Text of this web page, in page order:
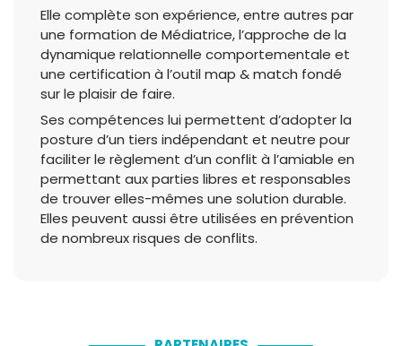
Elle complète son expérience, entre autres par
une formation de Médiatrice, l’approche de la
dynamique relationnelle comportementale et
une certification à l’outil map & match fondé
sur le plaisir de faire.
Ses compétences lui permettent d’adopter la
posture d’un tiers indépendant et neutre pour
faciliter le règlement d’un conflit à l’amiable en
permettant aux parties libres et responsables
de trouver elles-mêmes une solution durable.
Elles peuvent aussi être utilisées en prévention
de nombreux risques de conflits.